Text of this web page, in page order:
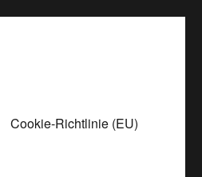
Cookie-Richtlinie (EU)